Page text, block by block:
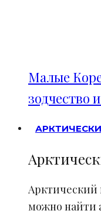
Малые
зодчество
Арктический
можно найти